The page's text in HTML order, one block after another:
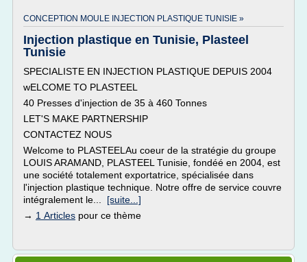
CONCEPTION MOULE INJECTION PLASTIQUE TUNISIE »
Injection plastique en Tunisie, Plasteel
Tunisie
SPECIALISTE EN INJECTION PLASTIQUE DEPUIS 2004
wELCOME TO PLASTEEL
40 Presses d'injection de 35 à 460 Tonnes
LET'S MAKE PARTNERSHIP
CONTACTEZ NOUS
Welcome to PLASTEELAu coeur de la stratégie du groupe
LOUIS ARAMAND, PLASTEEL Tunisie, fondéé en 2004, est
une société totalement exportatrice, spécialisée dans
l'injection plastique technique. Notre offre de service couvre
intégralement le... [suite...]
→ 1 Articles pour ce thème